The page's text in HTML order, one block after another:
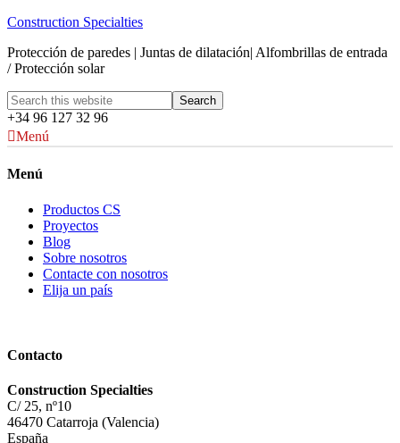
Construction Specialties
Protección de paredes | Juntas de dilatación| Alfombrillas de entrada
/ Protección solar
+34 96 127 32 96
Menú
Menú
Productos CS
Proyectos
Blog
Sobre nosotros
Contacte con nosotros
Elija un país
Contacto
Construction Specialties
C/ 25, nº10
46470 Catarroja (Valencia)
España